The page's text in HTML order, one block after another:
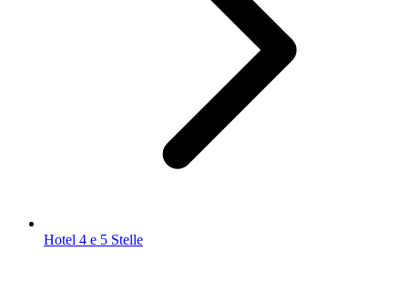
Hotel 4 e 5 Stelle